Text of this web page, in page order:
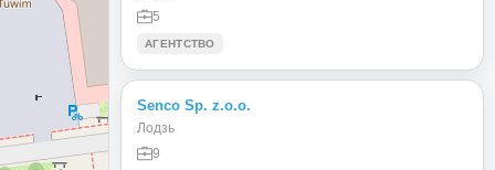
5
АГЕНТСТВО
Senco Sp. z.o.o.
Лодзь
9